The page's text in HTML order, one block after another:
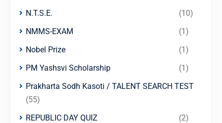
N.T.S.E.
(10)
NMMS-EXAM
(1)
Nobel Prize
(1)
PM Yashsvi Scholarship
(1)
Prakharta Sodh Kasoti / TALENT SEARCH TEST
(55)
REPUBLIC DAY QUIZ
(2)